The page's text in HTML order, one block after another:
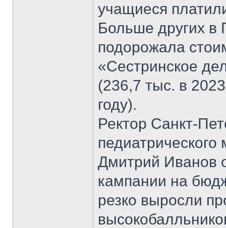
учащиеся
Больше других
подорожала
«Сестринское
(236,7 тыс. в
году).
Ректор Санкт-
педиатрического
Дмитрий Иванов
кампании на
резко выросли